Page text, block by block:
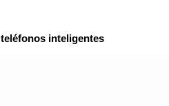
inteligentes